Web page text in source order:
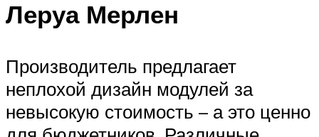
Леруа Мерлен
Производитель предлагает
неплохой дизайн модулей за
невысокую стоимость – а это ценно